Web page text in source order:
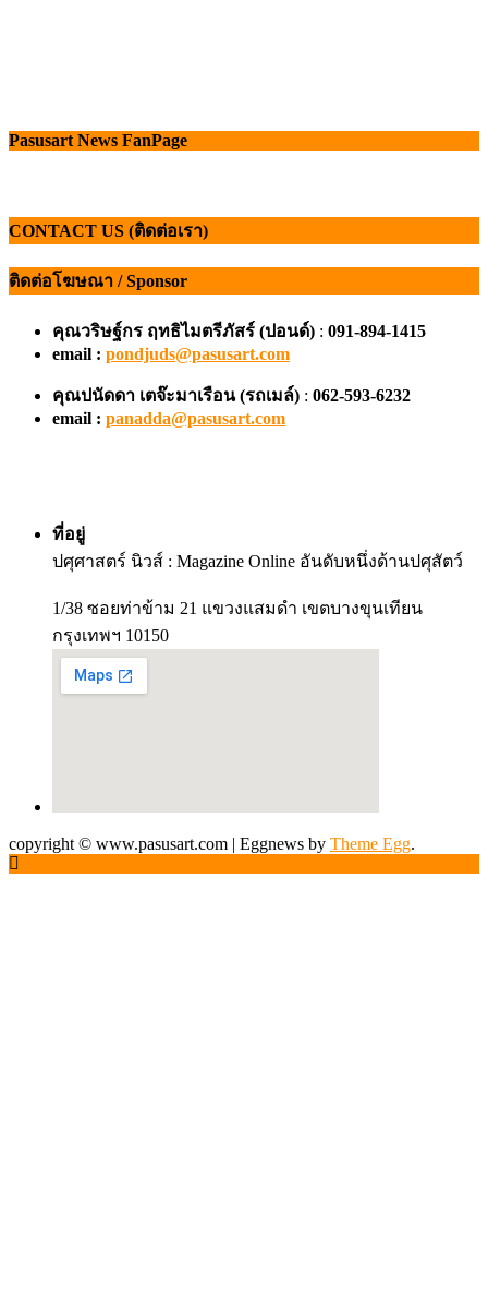
Pasusart News FanPage
CONTACT US (ติดต่อเรา)
ติดต่อโฆษณา / Sponsor
คุณวริษฐ์กร ฤทธิไมตรีภัสร์ (ปอนด์) : 091-894-1415
email : pondjuds@pasusart.com
คุณปนัดดา เตจ๊ะมาเรือน (รถเมล์) : 062-593-6232
email : panadda@pasusart.com
ที่อยู่
ปศุศาสตร์ นิวส์ : Magazine Online อันดับหนึ่งด้านปศุสัตว์
1/38 ซอยท่าข้าม 21 แขวงแสมดำ เขตบางขุนเทียน
กรุงเทพฯ 10150
copyright © www.pasusart.com | Eggnews by Theme Egg.